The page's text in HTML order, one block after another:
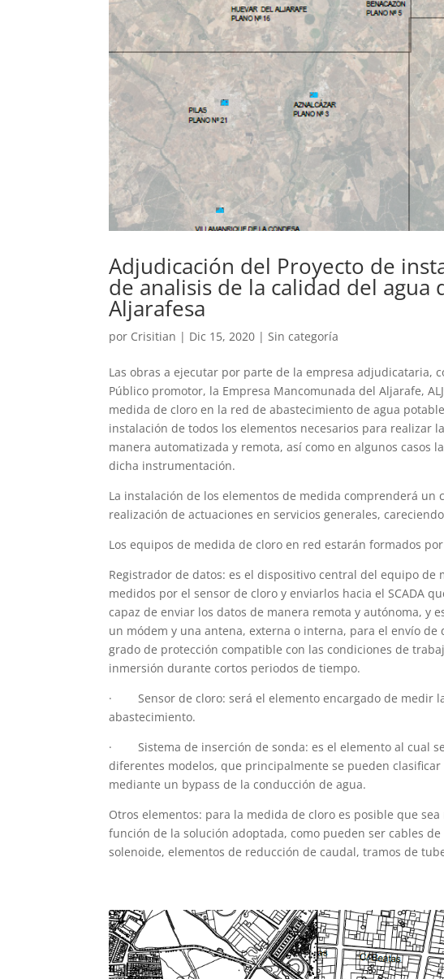
Adjudicación del Proyecto de
de analisis de la calidad del
Aljarafesa
por Crisitian | Dic 15, 2020 |Sin categoría
Las obras a ejecutar por parte de la empresa adjudicataria,
Público promotor, la Empresa Mancomunada del Aljarafe,
medida de cloro en la red de abastecimiento de agua potable
instalación de todos los elementos necesarios para realizar
manera automatizada y remota, así como en algunos casos
dicha instrumentación.
La instalación de los elementos de medida comprenderá
realización de actuaciones en servicios generales,
Los equipos de medida de cloro en red estarán formados
Registrador de datos: es el dispositivo central del equipo de
medidos por el sensor de cloro y enviarlos hacia el SCADA
capaz de enviar los datos de manera remota y autónoma, y
un módem y una antena, externa o interna, para el envío
grado de protección compatible con las condiciones de
inmersión durante cortos periodos de tiempo.
· Sensor de cloro: será el elemento encargado de medir
abastecimiento.
· Sistema de inserción de sonda: es el elemento al cual
diferentes modelos, que principalmente se pueden
mediante un bypass de la conducción de agua.
Otros elementos: para la medida de cloro es posible que
función de la solución adoptada, como pueden ser cables
solenoide, elementos de reducción de caudal, tramos de